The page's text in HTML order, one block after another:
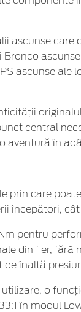
ascunse
ascunse
central
aventură în
prin care
începători,
pentru
din fier,
înaltă
o
în modul